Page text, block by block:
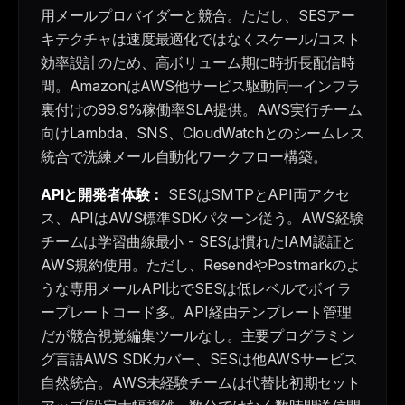
用メールプロバイダーと競合。ただし、SESアー
キテクチャは速度最適化ではなくスケール/コスト
効率設計のため、高ボリューム期に時折長配信時
間。AmazonはAWS他サービス駆動同一インフラ
裏付けの99.9%稼働率SLA提供。AWS実行チーム
向けLambda、SNS、CloudWatchとのシームレス
統合で洗練メール自動化ワークフロー構築。
APIと開発者体験： SESはSMTPとAPI両アクセ
ス、APIはAWS標準SDKパターン従う。AWS経験
チームは学習曲線最小 - SESは慣れたIAM認証と
AWS規約使用。ただし、ResendやPostmarkのよ
うな専用メールAPI比でSESは低レベルでボイラ
ープレートコード多。API経由テンプレート管理
だが競合視覚編集ツールなし。主要プログラミン
グ言語AWS SDKカバー、SESは他AWSサービス
自然統合。AWS未経験チームは代替比初期セット